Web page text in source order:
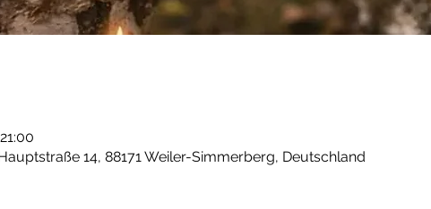
14, 88171 Weiler-Simmerberg, Deutschland